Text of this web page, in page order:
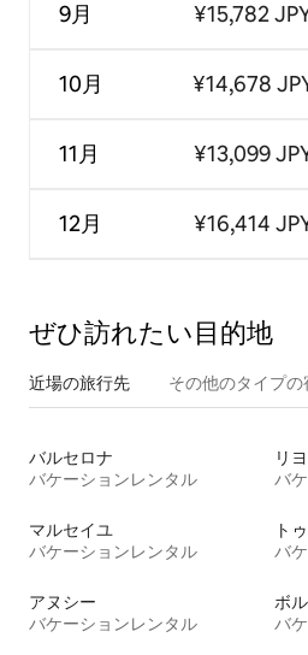
9月
10月
11月
12月
¥15,782
¥14,678
¥13,099
¥16,414
ぜひ訪⁠れ⁠た⁠い目⁠的⁠地
近場の旅行先 その他のタ⁠イ⁠プ⁠の
バルセロナ
バケーションレンタル
リ
バ
マルセイユ
バケーションレンタル
ト
バ
アヌシー
バケーションレンタル
ボ
バ